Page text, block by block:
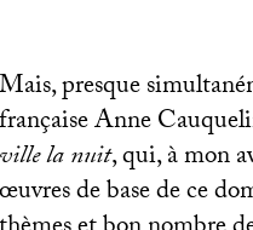
Mais, presque
française Anne
ville la nuit, qui, à mon
œuvres de base de ce